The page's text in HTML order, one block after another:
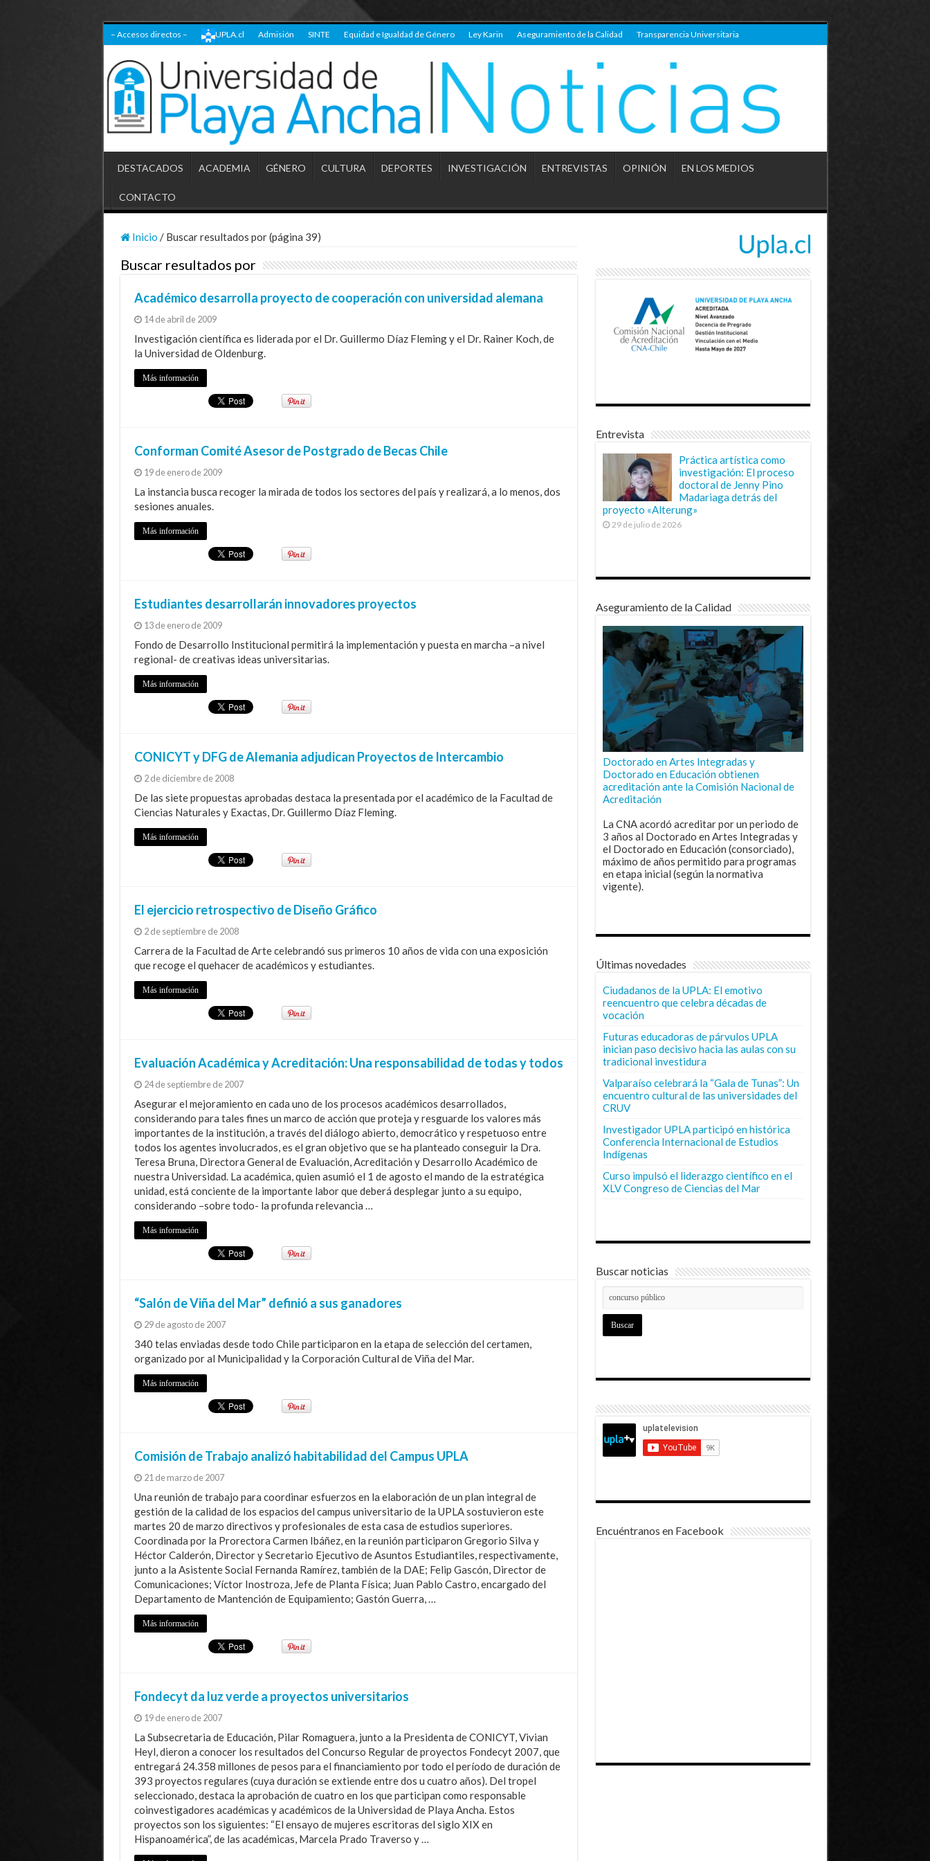
– Accesos directos – UPLA.cl Admisión SINTE Equidad e Igualdad de Género Ley Karin Aseguramiento de la Calidad Transparencia Universitaria
DESTACADOS ACADEMIA GÉNERO CULTURA DEPORTES INVESTIGACIÓN ENTREVISTAS OPINIÓN EN LOS MEDIOS
CONTACTO
Inicio / Buscar resultados por (página 39)
Buscar resultados por
Académico desarrolla proyecto de cooperación con universidad alemana
14 de abril de 2009
Investigación científica es liderada por el Dr. Guillermo Díaz Fleming y el Dr. Rainer Koch, de
la Universidad de Oldenburg.
Más información
Conforman Comité Asesor de Postgrado de Becas Chile
19 de enero de 2009
La instancia busca recoger la mirada de todos los sectores del país y realizará, a lo menos, dos
sesiones anuales.
Más información
Estudiantes desarrollarán innovadores proyectos
13 de enero de 2009
Fondo de Desarrollo Institucional permitirá la implementación y puesta en marcha –a nivel
regional- de creativas ideas universitarias.
Más información
CONICYT y DFG de Alemania adjudican Proyectos de Intercambio
2 de diciembre de 2008
De las siete propuestas aprobadas destaca la presentada por el académico de la Facultad de
Ciencias Naturales y Exactas, Dr. Guillermo Díaz Fleming.
Más información
El ejercicio retrospectivo de Diseño Gráfico
2 de septiembre de 2008
Carrera de la Facultad de Arte celebrandó sus primeros 10 años de vida con una exposición
que recoge el quehacer de académicos y estudiantes.
Más información
Evaluación Académica y Acreditación: Una responsabilidad de todas y todos
24 de septiembre de 2007
Asegurar el mejoramiento en cada uno de los procesos académicos desarrollados,
considerando para tales fines un marco de acción que proteja y resguarde los valores más
importantes de la institución, a través del diálogo abierto, democrático y respetuoso entre
todos los agentes involucrados, es el gran objetivo que se ha planteado conseguir la Dra.
Teresa Bruna, Directora General de Evaluación, Acreditación y Desarrollo Académico de
nuestra Universidad. La académica, quien asumió el 1 de agosto el mando de la estratégica
unidad, está conciente de la importante labor que deberá desplegar junto a su equipo,
considerando –sobre todo- la profunda relevancia …
Más información
“Salón de Viña del Mar” definió a sus ganadores
29 de agosto de 2007
340 telas enviadas desde todo Chile participaron en la etapa de selección del certamen,
organizado por al Municipalidad y la Corporación Cultural de Viña del Mar.
Más información
Comisión de Trabajo analizó habitabilidad del Campus UPLA
21 de marzo de 2007
Una reunión de trabajo para coordinar esfuerzos en la elaboración de un plan integral de
gestión de la calidad de los espacios del campus universitario de la UPLA sostuvieron este
martes 20 de marzo directivos y profesionales de esta casa de estudios superiores.
Coordinada por la Prorectora Carmen Ibáñez, en la reunión participaron Gregorio Silva y
Héctor Calderón, Director y Secretario Ejecutivo de Asuntos Estudiantiles, respectivamente,
junto a la Asistente Social Fernanda Ramírez, también de la DAE; Felip Gascón, Director de
Comunicaciones; Víctor Inostroza, Jefe de Planta Física; Juan Pablo Castro, encargado del
Departamento de Mantención de Equipamiento; Gastón Guerra, …
Más información
Fondecyt da luz verde a proyectos universitarios
19 de enero de 2007
La Subsecretaria de Educación, Pilar Romaguera, junto a la Presidenta de CONICYT, Vivian
Heyl, dieron a conocer los resultados del Concurso Regular de proyectos Fondecyt 2007, que
entregará 24.358 millones de pesos para el financiamiento por todo el período de duración de
393 proyectos regulares (cuya duración se extiende entre dos u cuatro años). Del tropel
seleccionado, destaca la aprobación de cuatro en los que participan como responsable
coinvestigadores académicas y académicos de la Universidad de Playa Ancha. Estos
proyectos son los siguientes: “El ensayo de mujeres escritoras del siglo XIX en
Hispanoamérica”, de las académicas, Marcela Prado Traverso y …
Entrevista
Práctica artística como
investigación: El proceso
doctoral de Jenny Pino
Madariaga detrás del
proyecto «Alterung»
29 de julio de 2026
Aseguramiento de la Calidad
Doctorado en Artes Integradas y
Doctorado en Educación obtienen
acreditación ante la Comisión Nacional de
Acreditación
La CNA acordó acreditar por un periodo de
3 años al Doctorado en Artes Integradas y
el Doctorado en Educación (consorciado),
máximo de años permitido para programas
en etapa inicial (según la normativa
vigente).
Últimas novedades
Ciudadanos de la UPLA: El emotivo
reencuentro que celebra décadas de
vocación
Futuras educadoras de párvulos UPLA
inician paso decisivo hacia las aulas con su
tradicional investidura
Valparaíso celebrará la “Gala de Tunas”: Un
encuentro cultural de las universidades del
CRUV
Investigador UPLA participó en histórica
Conferencia Internacional de Estudios
Indígenas
Curso impulsó el liderazgo científico en el
XLV Congreso de Ciencias del Mar
Buscar noticias
Encuéntranos en Facebook